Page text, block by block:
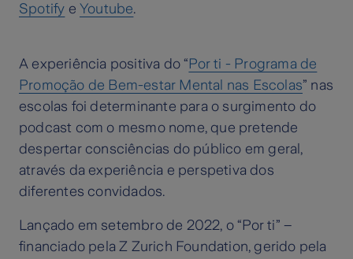
Spotify eYoutube.
A experiência positiva do “Por ti - Programa de
Promoção de Bem-estar Mental nas Escolas” nas
escolas foi determinante para o surgimento do
podcast com o mesmo nome, que pretende
despertar consciências do público em geral,
através da experiência e perspetiva dos
diferentes convidados.
Lançado em setembro de 2022, o “Por ti” –
financiado pela Z Zurich Foundation, gerido pela